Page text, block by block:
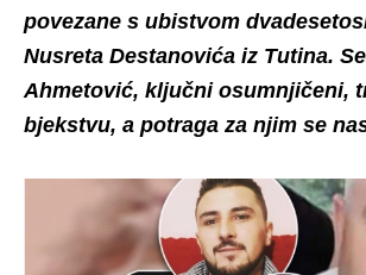
povezane s ubistvom
Nusreta Destanovića iz Tutina.
Ahmetović, ključni osumnjičeni,
bjekstvu, a potraga za njim se